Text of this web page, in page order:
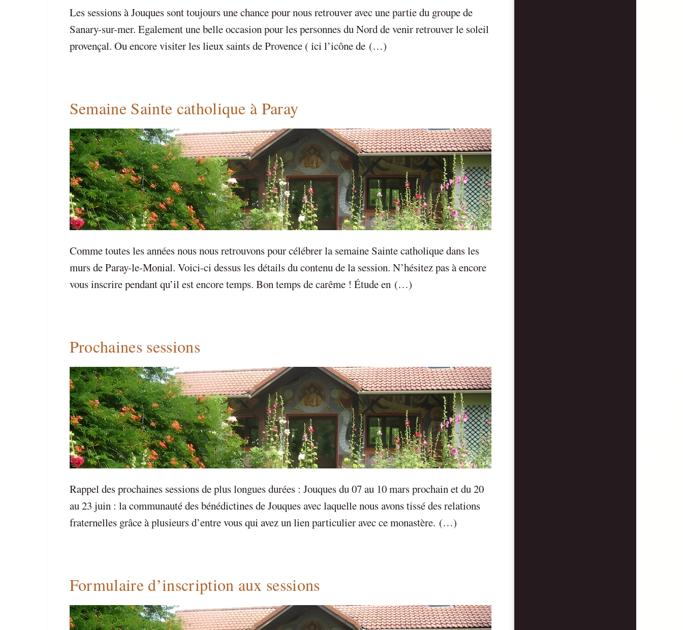
Les sessions à Jouques sont toujours une chance pour nous retrouver avec une partie du groupe de
Sanary-sur-mer. Egalement une belle occasion pour les personnes du Nord de venir retrouver le soleil
provençal. Ou encore visiter les lieux saints de Provence ( ici l’icône de (…)
Semaine Sainte catholique à Paray
Comme toutes les années nous nous retrouvons pour célébrer la semaine Sainte catholique dans les
murs de Paray-le-Monial. Voici-ci dessus les détails du contenu de la session. N’hésitez pas à encore
vous inscrire pendant qu’il est encore temps. Bon temps de carême ! Étude en (…)
Prochaines sessions
Rappel des prochaines sessions de plus longues durées : Jouques du 07 au 10 mars prochain et du 20
au 23 juin : la communauté des bénédictines de Jouques avec laquelle nous avons tissé des relations
fraternelles grâce à plusieurs d’entre vous qui avez un lien particulier avec ce monastère. (…)
Formulaire d’inscription aux sessions